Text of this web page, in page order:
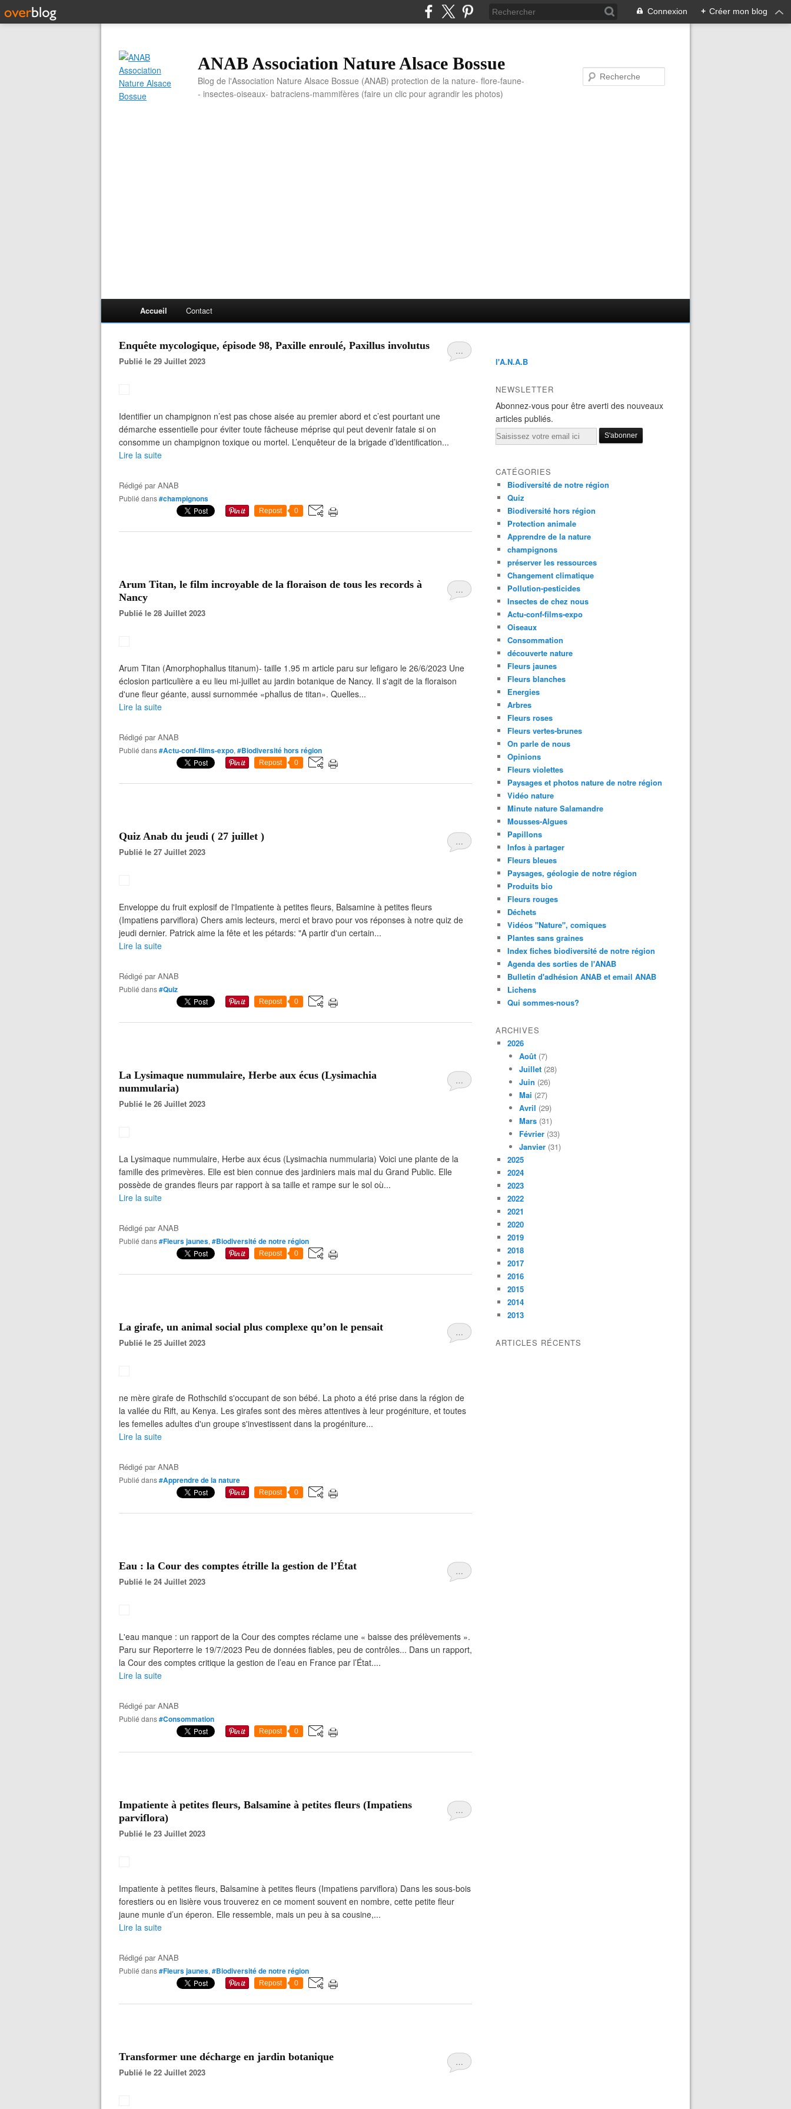
Connexion + Créer mon blog
ANAB Association Nature Alsace Bossue
Blog de l'Association Nature Alsace Bossue (ANAB) protection de la nature- flore-faune-
- insectes-oiseaux- batraciens-mammifères (faire un clic pour agrandir les photos)
Accueil Contact
…
Enquête mycologique, épisode 98, Paxille enroulé, Paxillus involutus
Publié le 29 Juillet 2023
Identifier un champignon n’est pas chose aisée au premier abord et c’est pourtant une
démarche essentielle pour éviter toute fâcheuse méprise qui peut devenir fatale si on
consomme un champignon toxique ou mortel. L’enquêteur de la brigade d’identification...
Lire la suite
Rédigé parANAB
Publié dans#champignons
Repost 0
…
Arum Titan, le film incroyable de la floraison de tous les records à
Nancy
Publié le 28 Juillet 2023
Arum Titan (Amorphophallus titanum)- taille 1.95 m article paru sur lefigaro le 26/6/2023 Une
éclosion particulière a eu lieu mi-juillet au jardin botanique de Nancy. Il s'agit de la floraison
d'une fleur géante, aussi surnommée «phallus de titan». Quelles...
Lire la suite
Rédigé parANAB
Publié dans#Actu-conf-films-expo, #Biodiversité hors région
Repost 0
…
Quiz Anab du jeudi ( 27 juillet )
Publié le 27 Juillet 2023
Enveloppe du fruit explosif de l'Impatiente à petites fleurs, Balsamine à petites fleurs
(Impatiens parviflora) Chers amis lecteurs, merci et bravo pour vos réponses à notre quiz de
jeudi dernier. Patrick aime la fête et les pétards: "A partir d'un certain...
Lire la suite
Rédigé parANAB
Publié dans#Quiz
Repost 0
…
La Lysimaque nummulaire, Herbe aux écus (Lysimachia
nummularia)
Publié le 26 Juillet 2023
La Lysimaque nummulaire, Herbe aux écus (Lysimachia nummularia) Voici une plante de la
famille des primevères. Elle est bien connue des jardiniers mais mal du Grand Public. Elle
possède de grandes fleurs par rapport à sa taille et rampe sur le sol où...
Lire la suite
Rédigé parANAB
Publié dans#Fleurs jaunes, #Biodiversité de notre région
Repost 0
…
La girafe, un animal social plus complexe qu’on le pensait
Publié le 25 Juillet 2023
ne mère girafe de Rothschild s'occupant de son bébé. La photo a été prise dans la région de
la vallée du Rift, au Kenya. Les girafes sont des mères attentives à leur progéniture, et toutes
les femelles adultes d'un groupe s'investissent dans la progéniture...
Lire la suite
Rédigé parANAB
Publié dans#Apprendre de la nature
Repost 0
…
Eau : la Cour des comptes étrille la gestion de l’État
Publié le 24 Juillet 2023
L'eau manque : un rapport de la Cour des comptes réclame une « baisse des prélèvements ».
Paru sur Reporterre le 19/7/2023 Peu de données fiables, peu de contrôles... Dans un rapport,
la Cour des comptes critique la gestion de l’eau en France par l’État....
Lire la suite
Rédigé parANAB
Publié dans#Consommation
Repost 0
…
Impatiente à petites fleurs, Balsamine à petites fleurs (Impatiens
parviflora)
Publié le 23 Juillet 2023
Impatiente à petites fleurs, Balsamine à petites fleurs (Impatiens parviflora) Dans les sous-bois
forestiers ou en lisière vous trouverez en ce moment souvent en nombre, cette petite fleur
jaune munie d’un éperon. Elle ressemble, mais un peu à sa cousine,...
Lire la suite
Rédigé parANAB
Publié dans#Fleurs jaunes, #Biodiversité de notre région
Repost 0
…
Transformer une décharge en jardin botanique
Publié le 22 Juillet 2023
l'A.N.A.B
NEWSLETTER
Abonnez-vous pour être averti des nouveaux
articles publiés.
Email
CATÉGORIES
Biodiversité de notre région
Quiz
Biodiversité hors région
Protection animale
Apprendre de la nature
champignons
préserver les ressources
Changement climatique
Pollution-pesticides
Insectes de chez nous
Actu-conf-films-expo
Oiseaux
Consommation
découverte nature
Fleurs jaunes
Fleurs blanches
Energies
Arbres
Fleurs roses
Fleurs vertes-brunes
On parle de nous
Opinions
Fleurs violettes
Paysages et photos nature de notre région
Vidéo nature
Minute nature Salamandre
Mousses-Algues
Papillons
Infos à partager
Fleurs bleues
Paysages, géologie de notre région
Produits bio
Fleurs rouges
Déchets
Vidéos "Nature", comiques
Plantes sans graines
Index fiches biodiversité de notre région
Agenda des sorties de l'ANAB
Bulletin d'adhésion ANAB et email ANAB
Lichens
Qui sommes-nous?
ARCHIVES
2026
Août (7)
Juillet (28)
Juin (26)
Mai (27)
Avril (29)
Mars (31)
Février (33)
Janvier (31)
2025
2024
2023
2022
2021
2020
2019
2018
2017
2016
2015
2014
2013
ARTICLES RÉCENTS